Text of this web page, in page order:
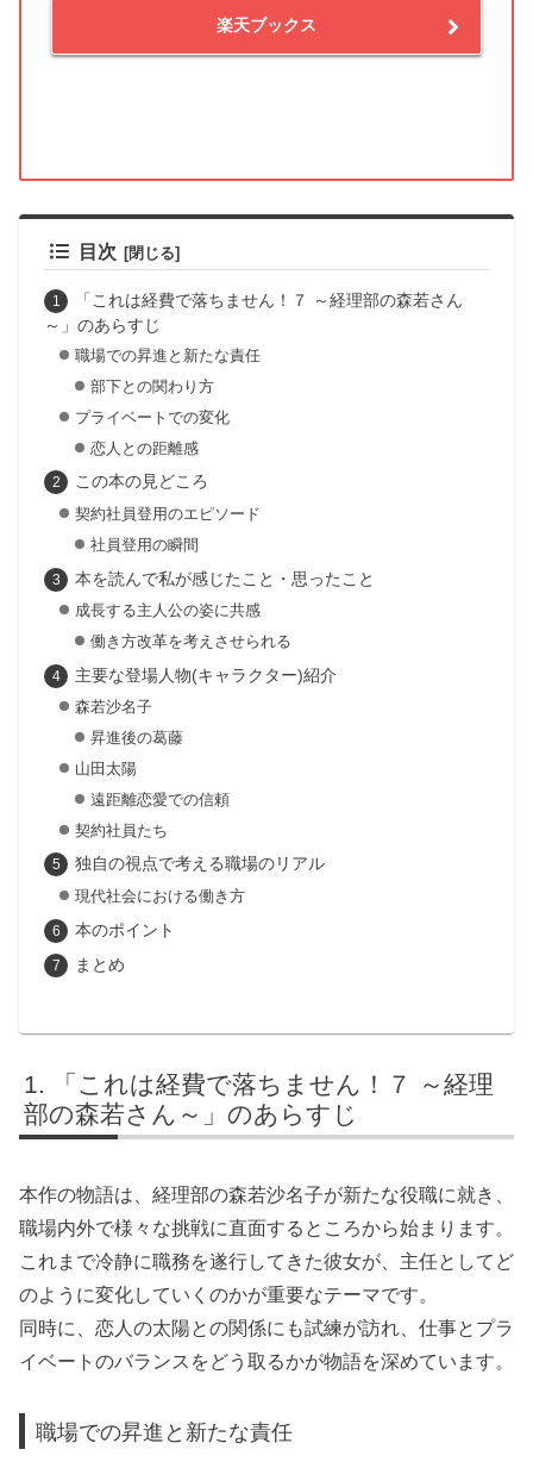
楽天ブックス
目次
「これは経費で落ちません！７ ～経理部の森若さん
～」のあらすじ
職場での昇進と新たな責任
部下との関わり方
プライベートでの変化
恋人との距離感
この本の見どころ
契約社員登用のエピソード
社員登用の瞬間
本を読んで私が感じたこと・思ったこと
成長する主人公の姿に共感
働き方改革を考えさせられる
主要な登場人物(キャラクター)紹介
森若沙名子
昇進後の葛藤
山田太陽
遠距離恋愛での信頼
契約社員たち
独自の視点で考える職場のリアル
現代社会における働き方
本のポイント
まとめ
「これは経費で落ちません！７ ～経理
部の森若さん～」のあらすじ
本作の物語は、経理部の森若沙名子が新たな役職に就き、
職場内外で様々な挑戦に直面するところから始まります。
これまで冷静に職務を遂行してきた彼女が、主任としてど
のように変化していくのかが重要なテーマです。
同時に、恋人の太陽との関係にも試練が訪れ、仕事とプラ
イベートのバランスをどう取るかが物語を深めています。
職場での昇進と新たな責任